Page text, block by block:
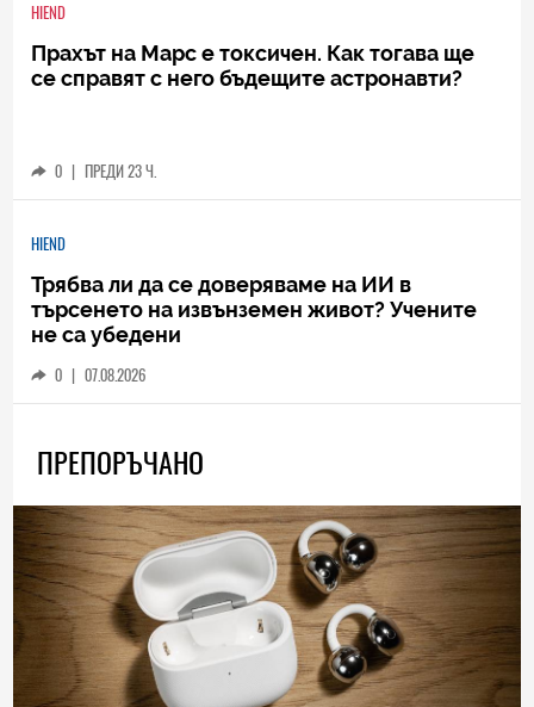
HIEND
Прахът на Марс е токсичен. Как тогава ще
се справят с него бъдещите астронавти?
0 | ПРЕДИ 23 Ч.
HIEND
Трябва ли да се доверяваме на ИИ в
търсенето на извънземен живот? Учените
не са убедени
0 | 07.08.2026
ПРЕПОРЪЧАНО